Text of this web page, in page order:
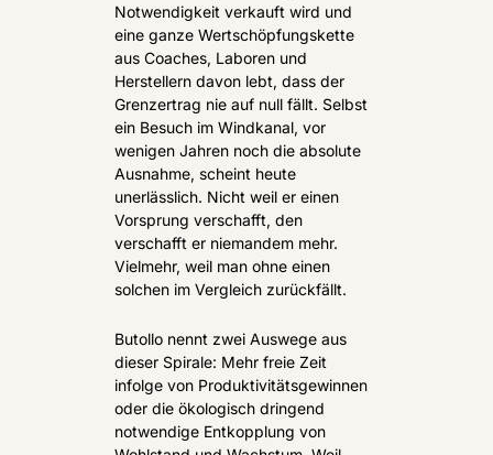
Notwendigkeit verkauft wird und
eine ganze Wertschöpfungskette
aus Coaches, Laboren und
Herstellern davon lebt, dass der
Grenzertrag nie auf null fällt. Selbst
ein Besuch im Windkanal, vor
wenigen Jahren noch die absolute
Ausnahme, scheint heute
unerlässlich. Nicht weil er einen
Vorsprung verschafft, den
verschafft er niemandem mehr.
Vielmehr, weil man ohne einen
solchen im Vergleich zurückfällt.
Butollo nennt zwei Auswege aus
dieser Spirale: Mehr freie Zeit
infolge von Produktivitätsgewinnen
oder die ökologisch dringend
notwendige Entkopplung von